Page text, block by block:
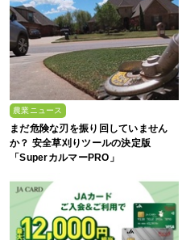
農業ニュース
まだ危険な刃を振り回していません
か？ 安全草刈りツールの決定版
「SuperカルマーPRO」